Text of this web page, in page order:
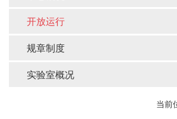
开放运行
规章制度
实验室概况
当前